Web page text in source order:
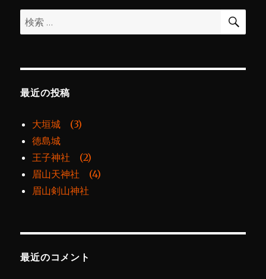
ン
検
索:
検
最近の投稿
大垣城 (3)
徳島城
王子神社 (2)
眉山天神社 (4)
眉山剣山神社
最近のコメント